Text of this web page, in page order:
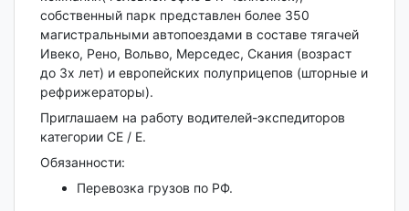
собственный парк представлен более 350
магистральными автопоездами в составе тягачей
Ивеко, Рено, Вольво, Мерседес, Скания (возраст
до 3х лет) и европейских полуприцепов (шторные и
рефрижераторы).
Приглашаем на работу водителей-экспедиторов
категории СЕ / Е.
Обязанности:
Перевозка грузов по РФ.